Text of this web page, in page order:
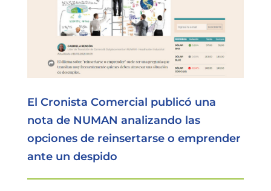
El Cronista Comercial publicó una
nota de NUMAN analizando las
opciones de reinsertarse o emprender
ante un despido